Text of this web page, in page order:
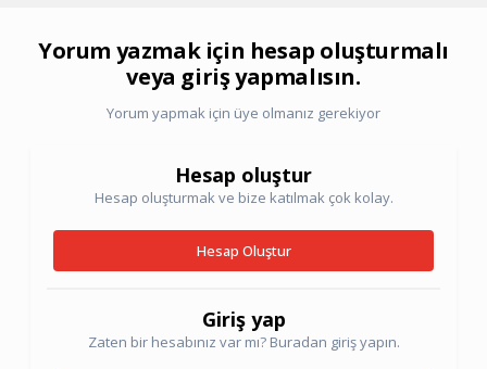
Yorum yazmak için hesap oluşturmalı
veya giriş yapmalısın.
Yorum yapmak için üye olmanız gerekiyor
Hesap oluştur
Hesap oluşturmak ve bize katılmak çok kolay.
Hesap Oluştur
Giriş yap
Zaten bir hesabınız var mı? Buradan giriş yapın.